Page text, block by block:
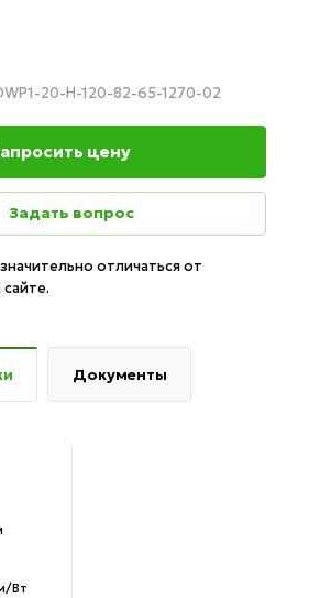
20-H-120-82-65-1270-02
цену
Задать вопрос
отличаться от
Документы
Вт